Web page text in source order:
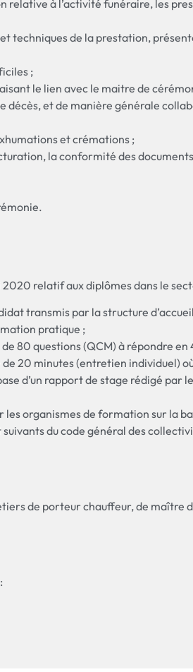
à l’activité funéraire, les
de la prestation,
;
le lien avec le maitre de
et de manière générale
et crémations ;
la conformité des
relatif aux diplômes dans le
transmis par la structure
pratique ;
80 questions (QCM) à répondre
20 minutes (entretien individuel)
d’un rapport de stage rédigé
organismes de formation sur la
du code général des
de porteur chauffeur, de maître